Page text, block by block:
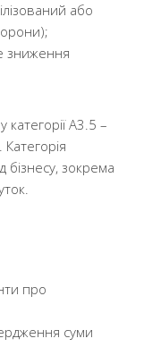
або
зниження
у категорії А3.5 –
бізнесу, зокрема
про
суми